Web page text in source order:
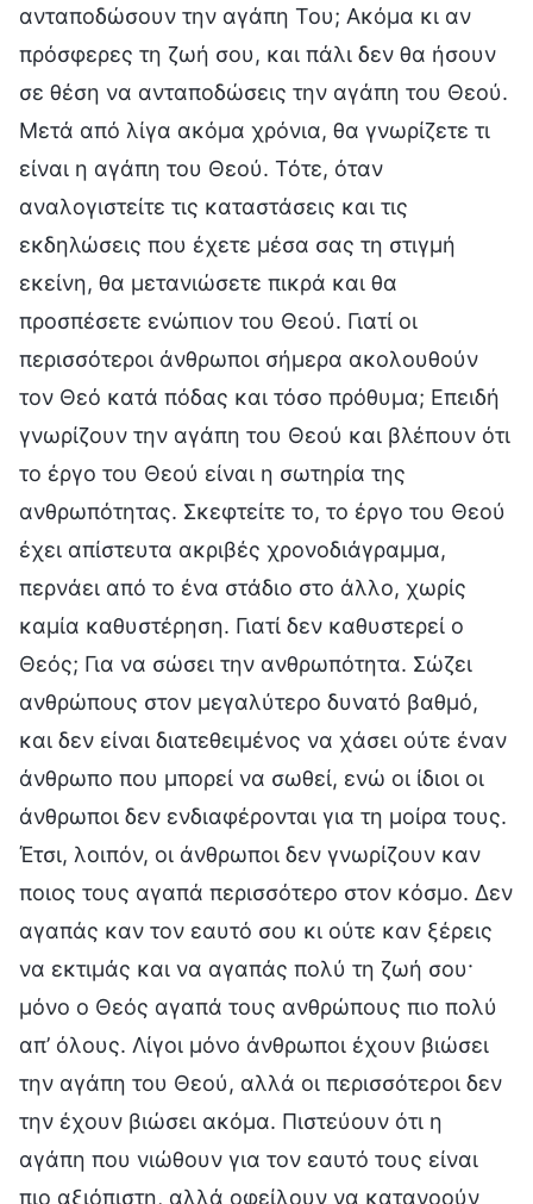
ανταποδώσουν την αγάπη Του; Ακόμα κι αν
πρόσφερες τη ζωή σου, και πάλι δεν θα ήσουν
σε θέση να ανταποδώσεις την αγάπη του Θεού.
Μετά από λίγα ακόμα χρόνια, θα γνωρίζετε τι
είναι η αγάπη του Θεού. Τότε, όταν
αναλογιστείτε τις καταστάσεις και τις
εκδηλώσεις που έχετε μέσα σας τη στιγμή
εκείνη, θα μετανιώσετε πικρά και θα
προσπέσετε ενώπιον του Θεού. Γιατί οι
περισσότεροι άνθρωποι σήμερα ακολουθούν
τον Θεό κατά πόδας και τόσο πρόθυμα; Επειδή
γνωρίζουν την αγάπη του Θεού και βλέπουν ότι
το έργο του Θεού είναι η σωτηρία της
ανθρωπότητας. Σκεφτείτε το, το έργο του Θεού
έχει απίστευτα ακριβές χρονοδιάγραμμα,
περνάει από το ένα στάδιο στο άλλο, χωρίς
καμία καθυστέρηση. Γιατί δεν καθυστερεί ο
Θεός; Για να σώσει την ανθρωπότητα. Σώζει
ανθρώπους στον μεγαλύτερο δυνατό βαθμό,
και δεν είναι διατεθειμένος να χάσει ούτε έναν
άνθρωπο που μπορεί να σωθεί, ενώ οι ίδιοι οι
άνθρωποι δεν ενδιαφέρονται για τη μοίρα τους.
Έτσι, λοιπόν, οι άνθρωποι δεν γνωρίζουν καν
ποιος τους αγαπά περισσότερο στον κόσμο. Δεν
αγαπάς καν τον εαυτό σου κι ούτε καν ξέρεις
να εκτιμάς και να αγαπάς πολύ τη ζωή σου·
μόνο ο Θεός αγαπά τους ανθρώπους πιο πολύ
απ’ όλους. Λίγοι μόνο άνθρωποι έχουν βιώσει
την αγάπη του Θεού, αλλά οι περισσότεροι δεν
την έχουν βιώσει ακόμα. Πιστεύουν ότι η
αγάπη που νιώθουν για τον εαυτό τους είναι
πιο αξιόπιστη, αλλά οφείλουν να κατανοούν